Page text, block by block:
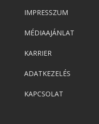
IMPRESSZUM
MÉDIAAJÁNLAT
KARRIER
ADATKEZELÉS
KAPCSOLAT